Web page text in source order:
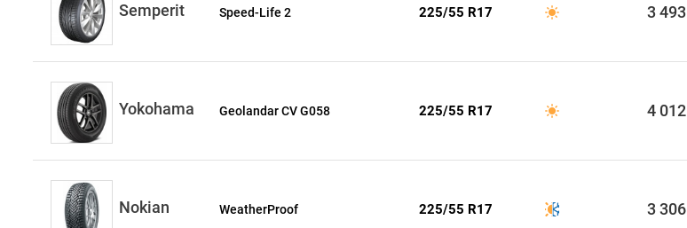
Semperit Speed-Life 2 225/55 R17 3 493
Yokohama Geolandar CV G058 225/55 R17 4 012
Nokian WeatherProof 225/55 R17 3 306